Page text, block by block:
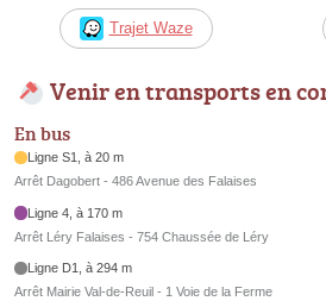
Trajet Waze
Venir en transports en
En bus
Ligne S1, à 20 m
Arrêt Dagobert - 486 Avenue des Falaises
Ligne 4, à 170 m
Arrêt Léry Falaises - 754 Chaussée de Léry
Ligne D1, à 294 m
Arrêt Mairie Val-de-Reuil - 1 Voie de la Ferme